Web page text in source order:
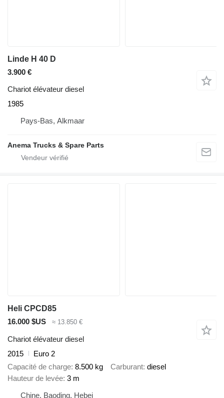
Linde H 40 D
3.900 €
Chariot élévateur diesel
1985
Pays-Bas, Alkmaar
Anema Trucks & Spare Parts
Heli CPCD85
16.000 $US
≈ 13.850 €
Chariot élévateur diesel
2015
Euro 2
Capacité de charge 8.500 kg Carburant diesel
Hauteur de levée 3 m
Chine, Baoding, Hebei